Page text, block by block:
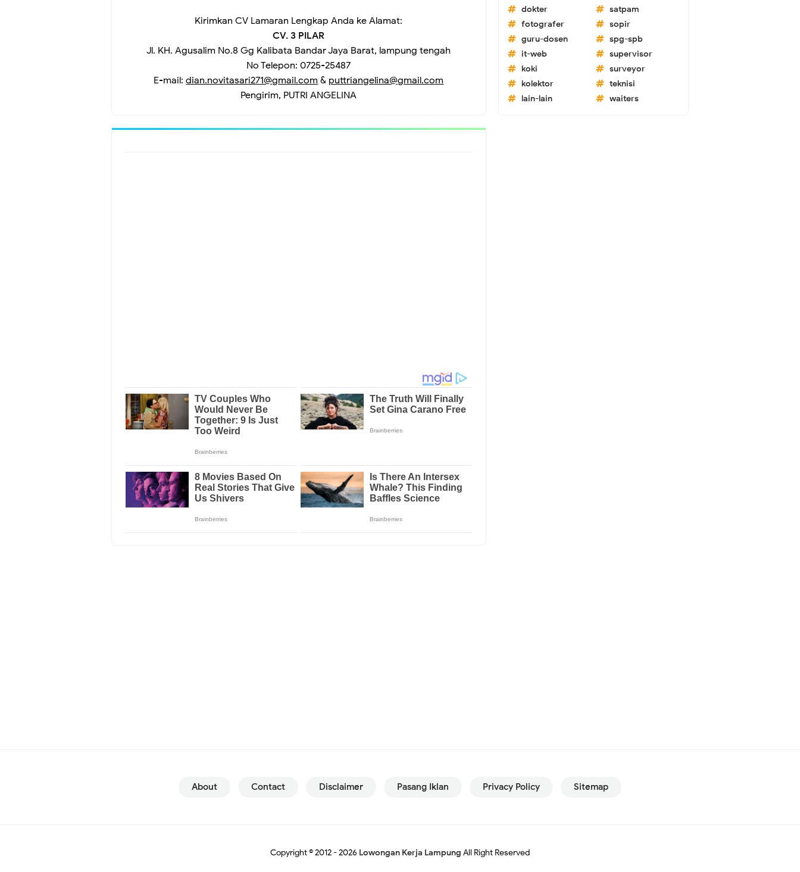
Kirimkan CV Lamaran Lengkap Anda ke Alamat:
CV. 3 PILAR
Jl. KH. Agusalim No.8 Gg Kalibata Bandar Jaya Barat, lampung tengah
No Telepon: 0725-25487
E-mail:dian.novitasari271@gmail.com & puttriangelina@gmail.com
Pengirim, PUTRI ANGELINA
dokter
fotografer
guru-dosen
it-web
koki
kolektor
lain-lain
satpam
sopir
spg-spb
supervisor
surveyor
teknisi
waiters
About Contact Disclaimer Pasang Iklan Privacy Policy Sitemap
Copyright © 2012 -2026 Lowongan Kerja Lampung All Right Reserved